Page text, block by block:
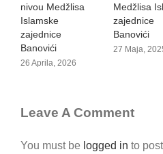
nivou Medžlisa
Islamske
zajednice
Banovići
26 Aprila, 2026
Medžlisa
zajednice
Banovići
27 Maja,
Leave A Comment
You must be logged in to